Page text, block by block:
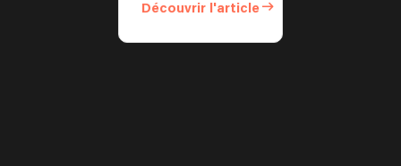
Découvrir l'article